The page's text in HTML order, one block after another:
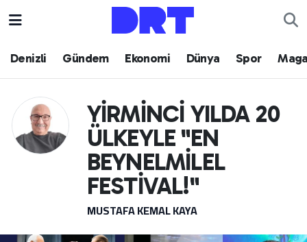
Denizli Gündem Ekonomi Dünya Spor
YİRMİNCİ YILDA 20
ÜLKEYLE "EN
BEYNELMİLEL
FESTİVAL!"
MUSTAFA KEMAL KAYA
Denizli
Ekonomi
Dünya
Hava Durumu
Puan Durumu ve Fikstür
Tüm Manşetler
Son Dakika Haberleri